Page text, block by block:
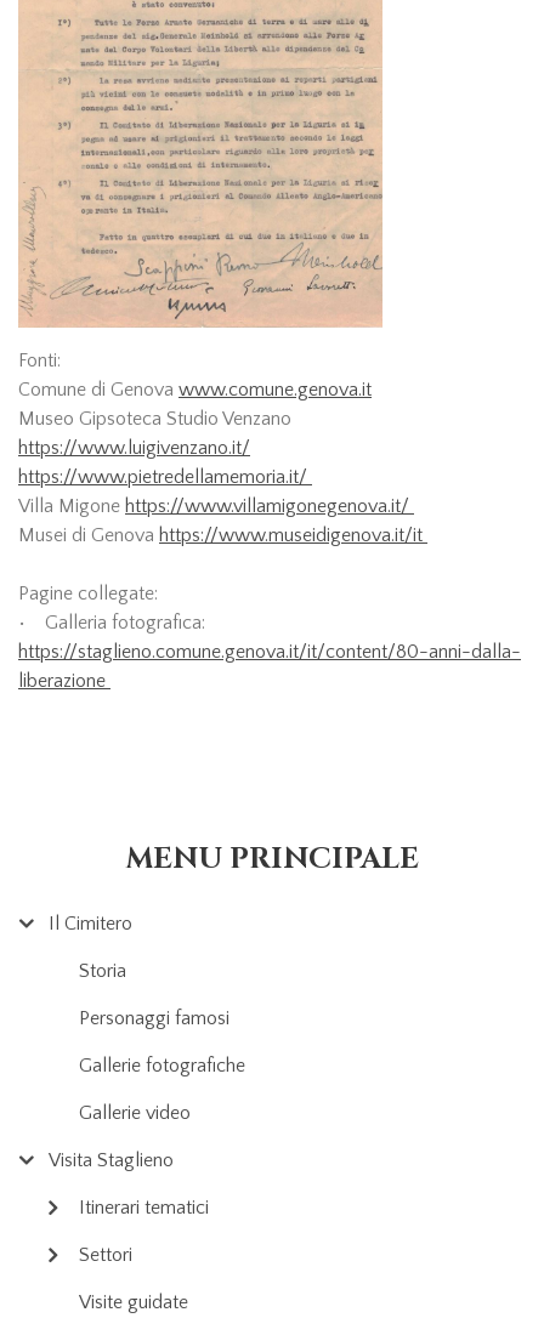
Fonti:
Comune di Genova www.comune.genova.it
Museo Gipsoteca Studio Venzano
https://www.luigivenzano.it/
https://www.pietredellamemoria.it/
Villa Migone https://www.villamigonegenova.it/
Musei di Genova https://www.museidigenova.it/it
Pagine collegate:
• Galleria fotografica:
https://staglieno.comune.genova.it/it/content/80-anni-dalla-
liberazione
MENU PRINCIPALE
Il Cimitero
Storia
Personaggi famosi
Gallerie fotografiche
Gallerie video
Visita Staglieno
Itinerari tematici
Settori
Visite guidate